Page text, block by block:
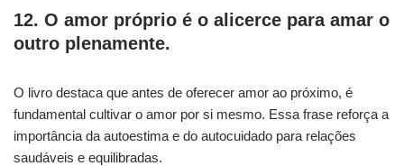
12. O amor próprio é o alicerce para amar o
outro plenamente.
O livro destaca que antes de oferecer amor ao próximo, é
fundamental cultivar o amor por si mesmo. Essa frase reforça a
importância da autoestima e do autocuidado para relações
saudáveis e equilibradas.